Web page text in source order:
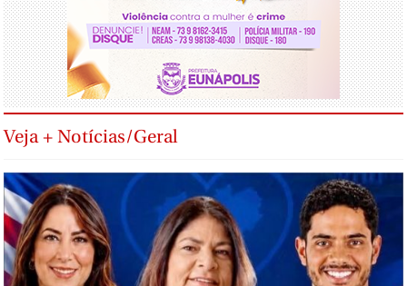
Veja + Notícias/Geral